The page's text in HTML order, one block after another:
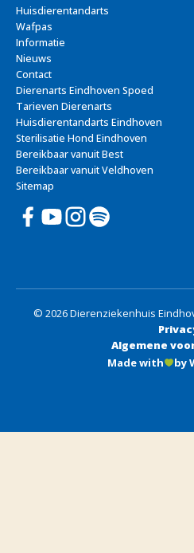
Huisdierentandarts
Wafpas
Informatie
Nieuws
Contact
Dierenarts Eindhoven Spoed
Tarieven Dierenarts
Huisdierentandarts Eindhoven
Sterilisatie Hond Eindhoven
Bereikbaar vanuit Best
Bereikbaar vanuit Veldhoven
Sitemap
© 2026 Dierenziekenhuis
Algemene
Made with
by